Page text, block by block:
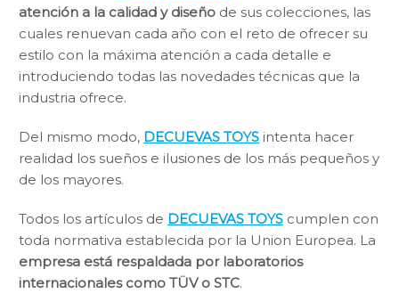
atención a la calidad y diseño de sus colecciones, las
cuales renuevan cada año con el reto de ofrecer su
estilo con la máxima atención a cada detalle e
introduciendo todas las novedades técnicas que la
industria ofrece.
Del mismo modo, DECUEVAS TOYS intenta hacer
realidad los sueños e ilusiones de los más pequeños y
de los mayores.
Todos los artículos de DECUEVAS TOYS cumplen con
toda normativa establecida por la Union Europea. La
empresa está respaldada por laboratorios
internacionales como TÜV o STC.